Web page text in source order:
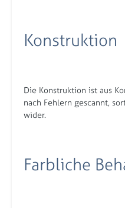
Konstruktion
Die Konstruktion ist aus
nach Fehlern gescannt,
wider.
Farbliche